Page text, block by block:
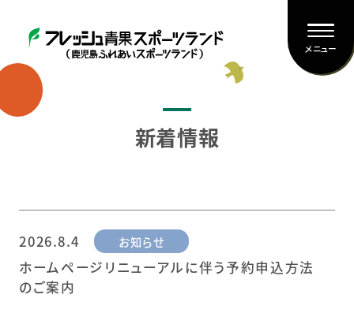
メニュー
新着情報
2026.8.4 お知らせ
ホームページリニューアルに伴う予約申込方法
のご案内